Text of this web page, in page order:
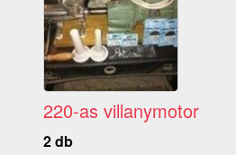
220-as villanymotor
2 db